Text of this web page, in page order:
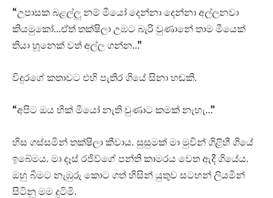
“උපාසක බළල්ලු නම් මීයෝ දෙන්නා දෙන්නා අල්ලනවා
කියමුකෝ…ඒත් තක්ෂිලා උඹට බැරි වුණානේ තාම මීයෙක්
තියා හූනෙක් වත් අල්ල ගන්න…”
විදුරගේ කතාවට එහි පැතිර ගියේ සිනා හඬකි.
“අපිට ඔය හික් මීයෝ නැති වුණාට කමක් නැහැ…”
හිස ගස්සමින් තක්ෂිලා කීවාය. සුසුමක් මා මුවින් ගිළිහී ගියේ
ඉබේමය. මා දෑස් රජිව්ගේ පන්ති කාමරය වෙත ඇදී ගියේය.
ඔහු බිමට නැඹුරු කොට ගත් හිසින් යුතුව සටහන් ලියමින්
සිටිනු මම දුටිමි.